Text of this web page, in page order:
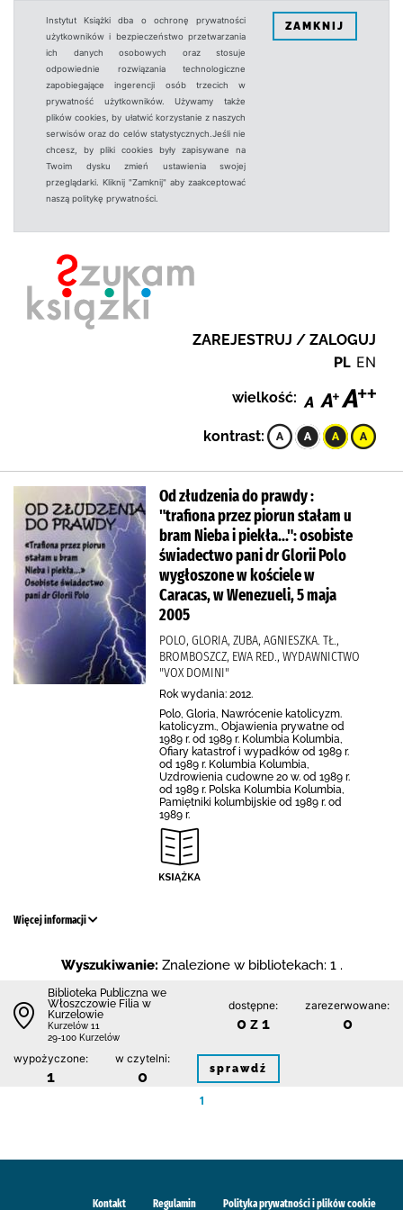
Instytut Książki dba o ochronę prywatności
użytkowników i bezpieczeństwo przetwarzania
ich danych osobowych oraz stosuje
odpowiednie rozwiązania technologiczne
zapobiegające ingerencji osób trzecich w
prywatność użytkowników. Używamy także
plików cookies, by ułatwić korzystanie z naszych
serwisów oraz do celów statystycznych.Jeśli nie
chcesz, by pliki cookies były zapisywane na
Twoim dysku zmień ustawienia swojej
przeglądarki. Kliknij "Zamknij" aby zaakceptować
naszą politykę prywatności.
ZAMKNIJ
ZAREJESTRUJ / ZALOGUJ
PL EN
wielkość:
kontrast:
Od złudzenia do prawdy :
"trafiona przez piorun stałam u
bram Nieba i piekła...": osobiste
świadectwo pani dr Glorii Polo
wygłoszone w kościele w
Caracas, w Wenezueli, 5 maja
2005
POLO, GLORIA, ZUBA, AGNIESZKA. TŁ.,
BROMBOSZCZ, EWA RED., WYDAWNICTWO
"VOX DOMINI"
Rok wydania: 2012.
Polo, Gloria, Nawrócenie katolicyzm.
katolicyzm., Objawienia prywatne od
1989 r. od 1989 r. Kolumbia Kolumbia,
Ofiary katastrof i wypadków od 1989 r.
od 1989 r. Kolumbia Kolumbia,
Uzdrowienia cudowne 20 w. od 1989 r.
od 1989 r. Polska Kolumbia Kolumbia,
Pamiętniki kolumbijskie od 1989 r. od
1989 r.
Więcej informacji
Wyszukiwanie: Znalezione w bibliotekach: 1 .
Biblioteka Publiczna we
Włoszczowie Filia w
Kurzelowie
Kurzelów 11
29-100 Kurzelów
dostępne:
0 z 1
zarezerwowane:
0
wypożyczone:
1
w czytelni:
0 sprawdź
1
Kontakt Regulamin Polityka prywatności i plików cookie